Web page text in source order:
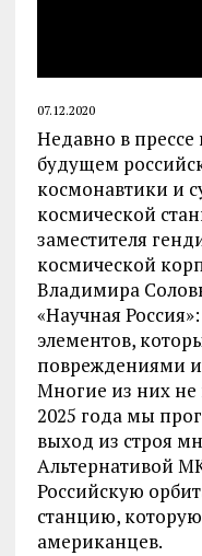
07.12.2020
Недавно в прессе
будущем
космонавтики и
космической
заместителя
космической
Владимира
«Научная
элементов,
повреждениями и
Многие из них не
2025 года мы
выход из строя
Альтернативой
Российскую
станцию, которую
американцев.